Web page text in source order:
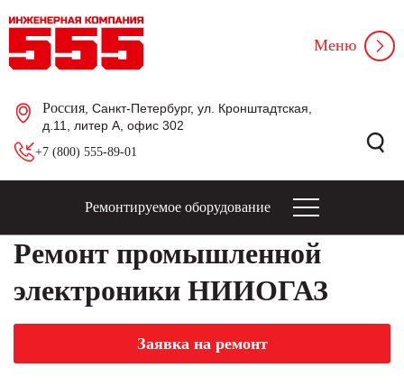
Россия , Санкт-Петербург, ул. Кронштадтская,
д.11, литер А, офис 302
+7 (800) 555-89-01
Меню
Ремонтируемое оборудование
Ремонт промышленной
электроники НИИОГАЗ
Заявка на ремонт